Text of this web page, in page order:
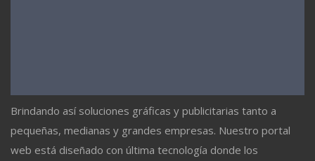
Brindando así soluciones gráficas y publicitarias tanto a
pequeñas, medianas y grandes empresas. Nuestro portal
web está diseñado con última tecnología donde los